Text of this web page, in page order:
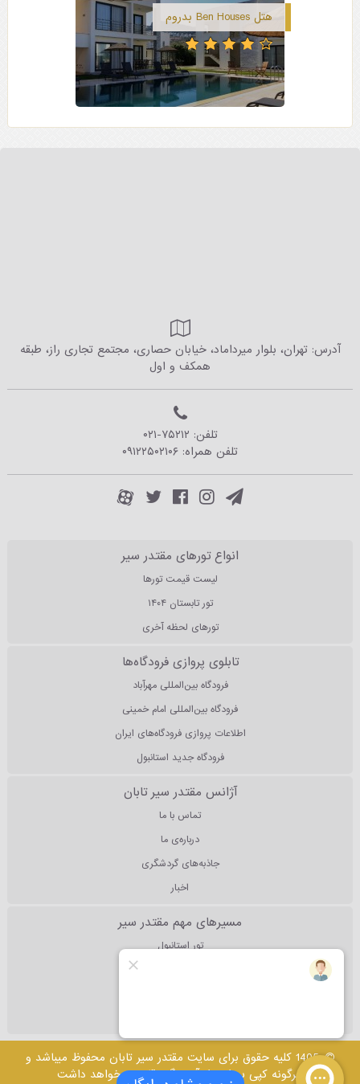
هتل Ben Houses بدروم
آدرس: تهران، بلوار میرداماد، خیابان حصاری، مجتمع تجاری راز، طبقه
همکف و اول
تلفن: ۰۲۱-۷۵۲۱۲
تلفن همراه: ۰۹۱۲۲۵۰۲۱۰۶
انواع تورهای مقتدر سیر
لیست قیمت تورها
تور تابستان ۱۴۰۴
تورهای لحظه آخری
تابلوی پروازی فرودگاه‌ها
فرودگاه بین‌المللی مهرآباد
فرودگاه بین‌المللی امام خمینی
اطلاعات پروازی فرودگاه‌های ایران
فرودگاه جدید استانبول
آژانس مقتدر سیر تابان
تماس با ما
درباره‌ی ما
جاذبه‌های گردشگری
اخبار
مسیرهای مهم مقتدر سیر
تور استانبول
1405 کلیه حقوق برای سایت مقتدر سیر تابان محفوظ میباشد و
هرگونه کپی برداری از آن پیگرد قانونی خواهد داشت